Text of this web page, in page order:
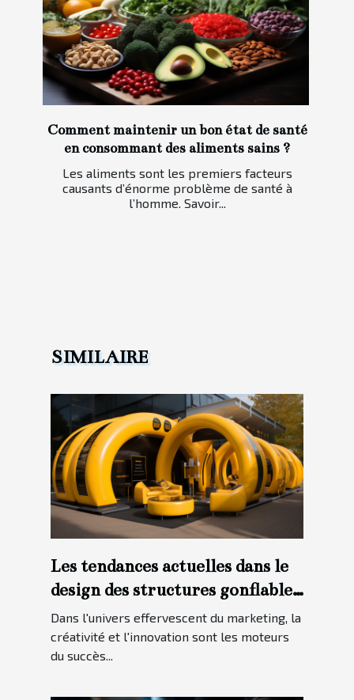
Comment maintenir un bon état de santé
en consommant des aliments sains ?
Les aliments sont les premiers facteurs
causants d’énorme problème de santé à
l’homme. Savoir...
SIMILAIRE
Les tendances actuelles dans le
design des structures gonflables
pour les campagnes marketing.
Dans l'univers effervescent du marketing, la
créativité et l'innovation sont les moteurs
du succès...